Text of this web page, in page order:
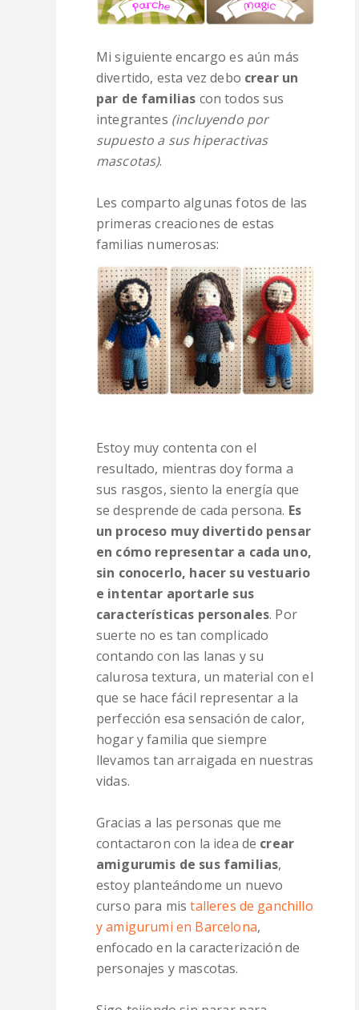
Mi siguiente encargo es aún más
divertido, esta vez debo crear un
par de familias con todos sus
integrantes (incluyendo por
supuesto a sus hiperactivas
mascotas).
Les comparto algunas fotos de las
primeras creaciones de estas
familias numerosas:
Estoy muy contenta con el
resultado, mientras doy forma a
sus rasgos, siento la energía que
se desprende de cada persona. Es
un proceso muy divertido pensar
en cómo representar a cada uno,
sin conocerlo, hacer su vestuario
e intentar aportarle sus
características personales. Por
suerte no es tan complicado
contando con las lanas y su
calurosa textura, un material con el
que se hace fácil representar a la
perfección esa sensación de calor,
hogar y familia que siempre
llevamos tan arraigada en nuestras
vidas.
Gracias a las personas que me
contactaron con la idea de crear
amigurumis de sus familias,
estoy planteándome un nuevo
curso para mistalleres de ganchillo
y amigurumi en Barcelona,
enfocado en la caracterización de
personajes y mascotas.